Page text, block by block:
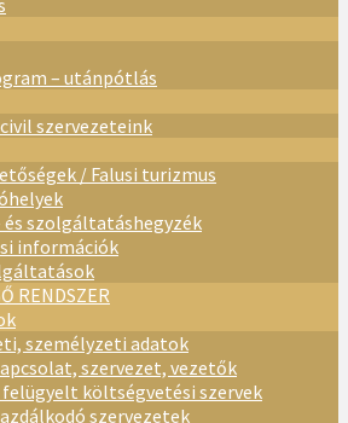
– utánpótlás
szervezeteink
/ Falusi turizmus
és szolgáltatáshegyzék
információk
RENDSZER
személyzeti adatok
szervezet, vezetők
felügyelt költségvetési szervek
szervezetek